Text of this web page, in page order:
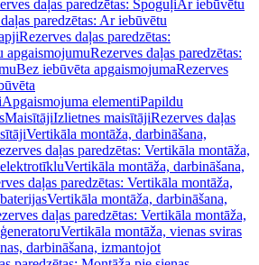
daļas paredzētas: SpoguļiAr iebūvētu
paredzētas: Ar iebūvētu
Rezerves daļas paredzētas:
apgaismojumuRezerves daļas paredzētas:
Bez iebūvēta apgaismojumaRezerves
Apgaismojuma elementiPapildu
MaisītājiIzlietnes maisītājiRezerves daļas
Vertikāla montāža, darbināšana,
daļas paredzētas: Vertikāla montāža,
Vertikāla montāža, darbināšana,
daļas paredzētas: Vertikāla montāža,
Vertikāla montāža, darbināšana,
daļas paredzētas: Vertikāla montāža,
Vertikāla montāža, vienas sviras
darbināšana, izmantojot